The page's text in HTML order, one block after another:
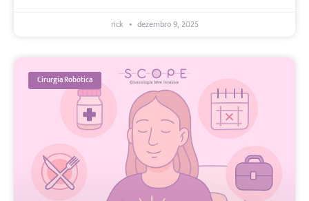
rick dezembro 9, 2025
Cirurgia Robótica